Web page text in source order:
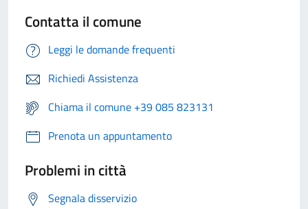
Contatta il comune
Leggi le domande frequenti
Richiedi Assistenza
Chiama il comune +39 085 823131
Prenota un appuntamento
Problemi in città
Segnala disservizio